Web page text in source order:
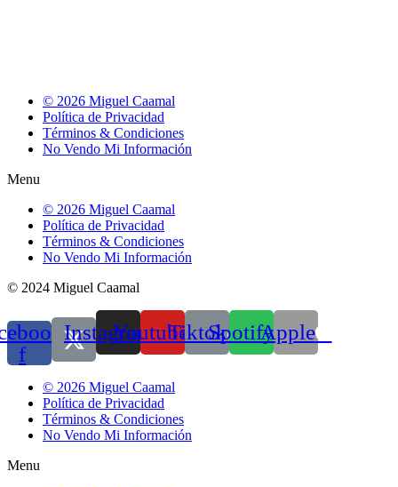
© 2026 Miguel Caamal
Política de Privacidad
Términos & Condiciones
No Vendo Mi Información
Menu
© 2026 Miguel Caamal
Política de Privacidad
Términos & Condiciones
No Vendo Mi Información
© 2024 Miguel Caamal
f
Instagram
YoutubeTiktokSpotifyApple
© 2026 Miguel Caamal
Política de Privacidad
Términos & Condiciones
No Vendo Mi Información
Menu